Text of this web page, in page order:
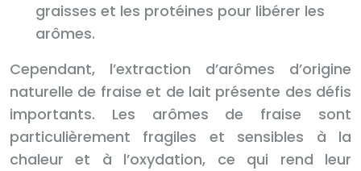
graisses et les protéines pour libérer les
arômes.
Cependant, l’extraction d’arômes d’origine
naturelle de fraise et de lait présente des défis
importants. Les arômes de fraise sont
particulièrement fragiles et sensibles à la
chaleur et à l’oxydation, ce qui rend leur